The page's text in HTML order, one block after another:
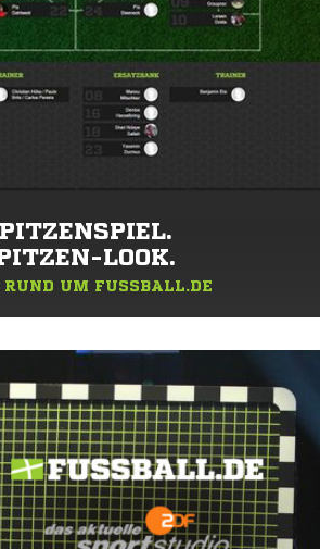
LOOK.
RUND UM FUSSBALL.DE